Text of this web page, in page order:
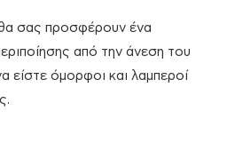
σας προσφέρουν ένα
από την άνεση του
είστε όμορφοι και λαμπεροί